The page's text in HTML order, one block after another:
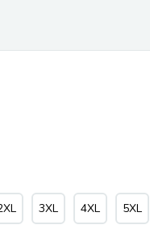
3XL 4XL 5XL